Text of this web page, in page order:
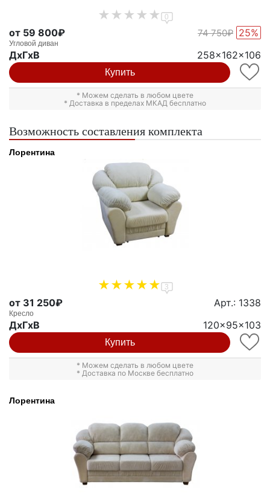
0
от 59 800₽ 74 750₽ 25%
Угловой диван
ДxГxВ 258x162x106
Купить
* Можем сделать в любом цвете
* Доставка в пределах МКАД бесплатно
Возможность составления комплекта
Лорентина
3
от 31 250₽ Арт.: 1338
Кресло
ДxГxВ 120x95x103
Купить
* Можем сделать в любом цвете
* Доставка по Москве бесплатно
Лорентина